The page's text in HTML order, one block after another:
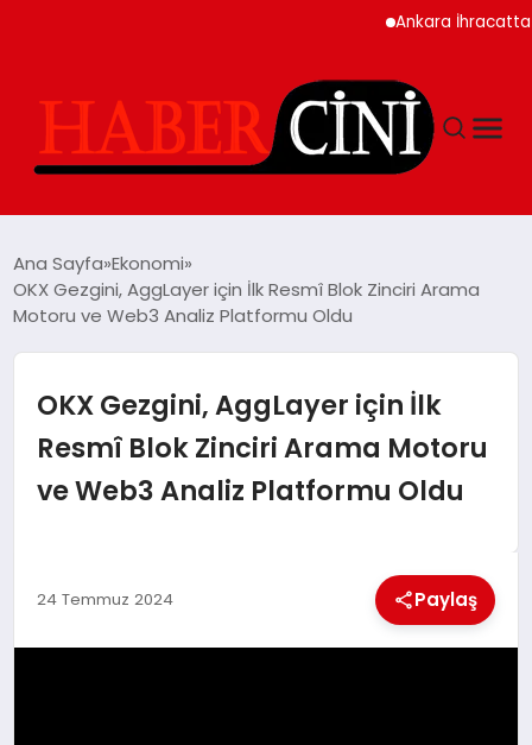
Ankara İhracatta Rekor
YAŞAM
GÜNCEL
TEKNOLOJI
GENEL
Ana Sayfa Ekonomi
OKX Gezgini, AggLayer için İlk Resmî Blok Zinciri Arama
Motoru ve Web3 Analiz Platformu Oldu
OKX Gezgini, AggLayer için İlk
Resmî Blok Zinciri Arama Motoru
ve Web3 Analiz Platformu Oldu
24 Temmuz 2024 Paylaş